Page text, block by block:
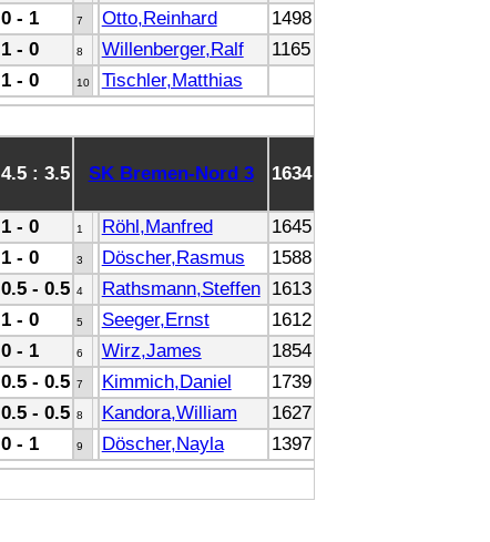
0 - 1 7 Otto,Reinhard
1498
1 - 0 8 Willenberger,Ralf
1165
1 - 0 10 Tischler,Matthias
4.5 : 3.5 SK Bremen-Nord 3 1634
1 - 0 1 Röhl,Manfred
1645
1 - 0 3 Döscher,Rasmus
1588
0.5 - 0.5 4 Rathsmann,Steffen 1613
1 - 0 5 Seeger,Ernst
1612
0 - 1 6 Wirz,James
1854
0.5 - 0.5 7 Kimmich,Daniel
1739
0.5 - 0.5 8 Kandora,William
1627
0 - 1 9 Döscher,Nayla 1397